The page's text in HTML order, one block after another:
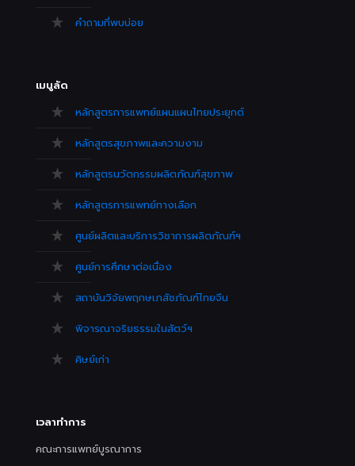
คำถามที่พบบ่อย
เมนูลัด
หลักสูตรการแพทย์แผนแผนไทยประยุกต์
หลักสูตรสุขภาพและความงาม
หลักสูตรนวัตกรรมผลิตภัณฑ์สุขภาพ
หลักสูตรการแพทย์ทางเลือก
ศูนย์ผลิตและบริการวิชาการผลิตภัณฑ์ฯ
ศูนย์การศึกษาต่อเนื่อง
สถาบันวิจัยพฤกษเภสัชภัณฑ์ไทยจีน
พิจารณาจริยธรรมในสัตว์ฯ
ศิษย์เก่า
เวลาทำการ
คณะการแพทย์บูรณาการ